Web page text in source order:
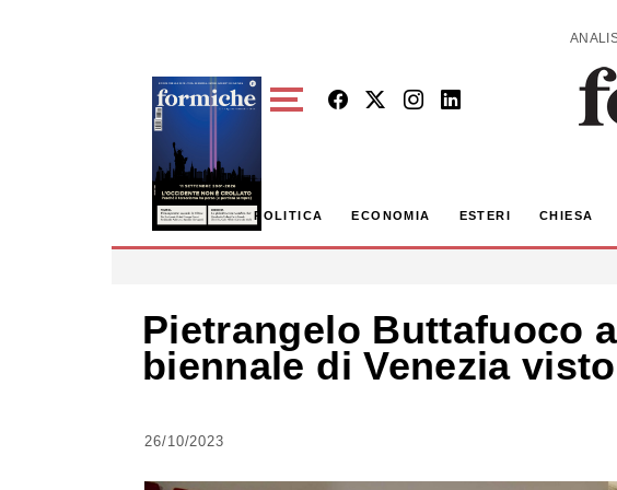
POLITICA ECONOMIA ESTERI CHIESA
Pietrangelo Buttafuoco
biennale di Venezia
26/10/2023